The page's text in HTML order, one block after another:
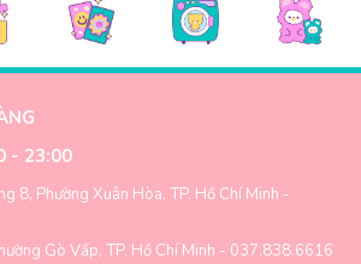
- 23:00
8, Phường Xuân Hòa, TP. Hồ Chí Minh -
Gò Vấp, TP. Hồ Chí Minh - 037.838.6616